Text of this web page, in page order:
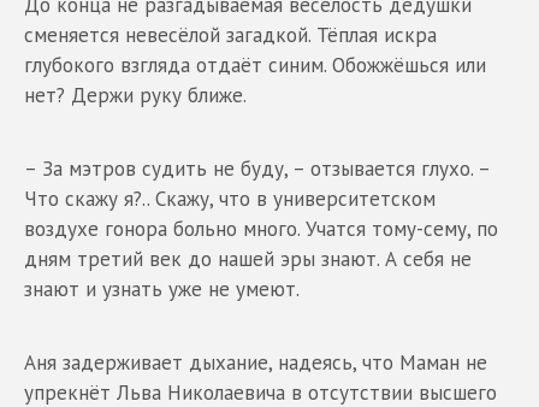
сменяется невесёлой загадкой. Тёплая искра
глубокого взгляда отдаёт синим. Обожжёшься или
нет? Держи руку ближе.
– За мэтров судить не буду, – отзывается глухо. –
Что скажу я?.. Скажу, что в университетском
воздухе гонора больно много. Учатся тому-сему, по
дням третий век до нашей эры знают. А себя не
знают и узнать уже не умеют.
Аня задерживает дыхание, надеясь, что Маман не
упрекнёт Льва Николаевича в отсутствии высшего